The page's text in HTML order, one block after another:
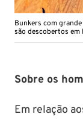
Bunkers com
são descobertos em
Sobre os
Em relação